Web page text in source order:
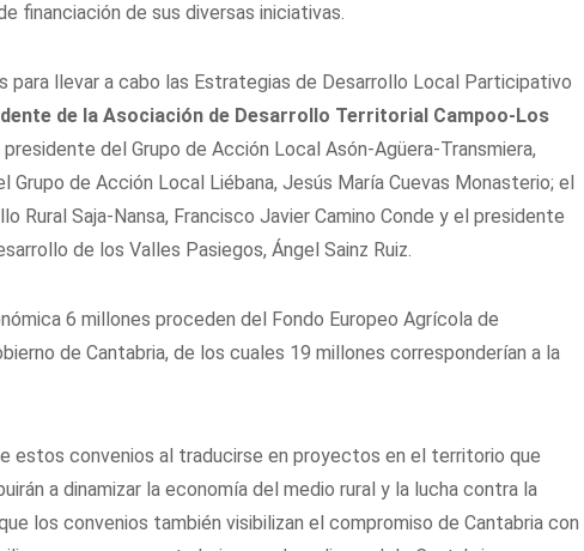
financiación de sus diversas iniciativas.
para llevar a cabo las Estrategias de Desarrollo Local Participativo
de la Asociación de Desarrollo Territorial Campoo-Los
presidente del Grupo de Acción Local Asón-Agüera-Transmiera,
Grupo de Acción Local Liébana, Jesús María Cuevas Monasterio; el
Rural Saja-Nansa, Francisco Javier Camino Conde y el presidente
de los Valles Pasiegos, Ángel Sainz Ruiz.
6 millones proceden del Fondo Europeo Agrícola de
de Cantabria, de los cuales 19 millones corresponderían a la
estos convenios al traducirse en proyectos en el territorio que
a dinamizar la economía del medio rural y la lucha contra la
los convenios también visibilizan el compromiso de Cantabria con